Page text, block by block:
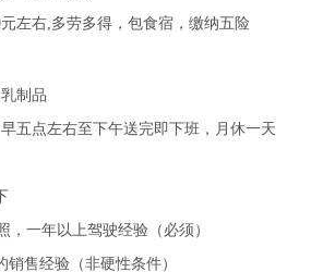
元左右,多劳多得，包食宿，缴纳五险
制品
五点左右至下午送完即下班，月休一天
，一年以上驾驶经验（必须）
销售经验（非硬性条件）